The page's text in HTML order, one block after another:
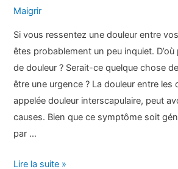
Maigrir
Si vous ressentez une douleur entre
êtes probablement un peu inquiet.
de douleur ? Serait-ce quelque chose
être une urgence ? La douleur entre les
appelée douleur interscapulaire, peut
causes. Bien que ce symptôme soit
par …
Qu’est-
Lire la suite »